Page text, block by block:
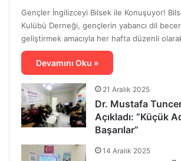
Gençler İngilizceyi Bilsek ile Konuşuyor!
Kulübü Derneği, gençlerin yabancı dil
geliştirmek amacıyla her hafta düzenli
Devamını Oku »
21 Aralık 2025
Dr. Mustafa
Açıkladı: “Küçük
Başarılar”
14 Aralık 2025